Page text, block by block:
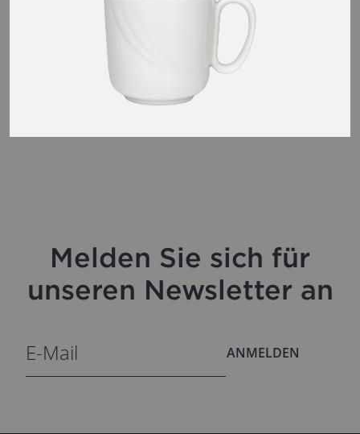
Melden Sie sich für
unseren Newsletter an
ANMELDEN